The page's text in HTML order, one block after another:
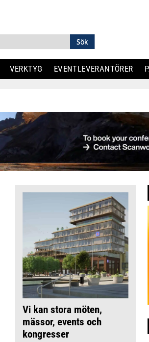
VERKTYG EVENTLEVERANTÖRER
Vi kan stora möten,
mässor, events och
kongresser